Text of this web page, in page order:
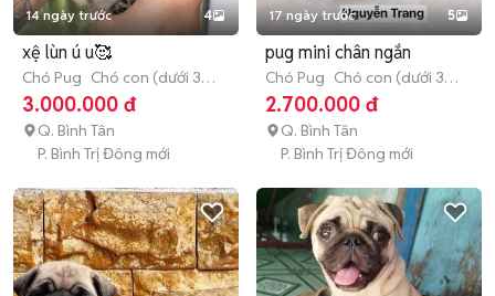
14 ngày trước 4
xệ lùn ú u🥰
Chó Pug Chó con (dưới 3
tháng tuổi)
3.000.000 đ
Q. Bình Tân
P. Bình Trị Đông mới
17 ngày trước 5
pug mini chân ngắn
Chó Pug Chó con (dưới 3
tháng tuổi)
2.700.000 đ
Q. Bình Tân
P. Bình Trị Đông mới